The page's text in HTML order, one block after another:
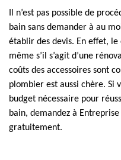
Il n’est pas possible de
bain sans demander à au
établir des devis. En effet,
même s’il s’agit d’une
coûts des accessoires sont
plombier est aussi chère. Si
budget nécessaire pour
bain, demandez à
gratuitement.